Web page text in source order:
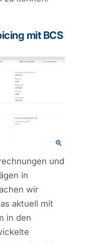
mit BCS
und
in
wir
aktuell mit
in den